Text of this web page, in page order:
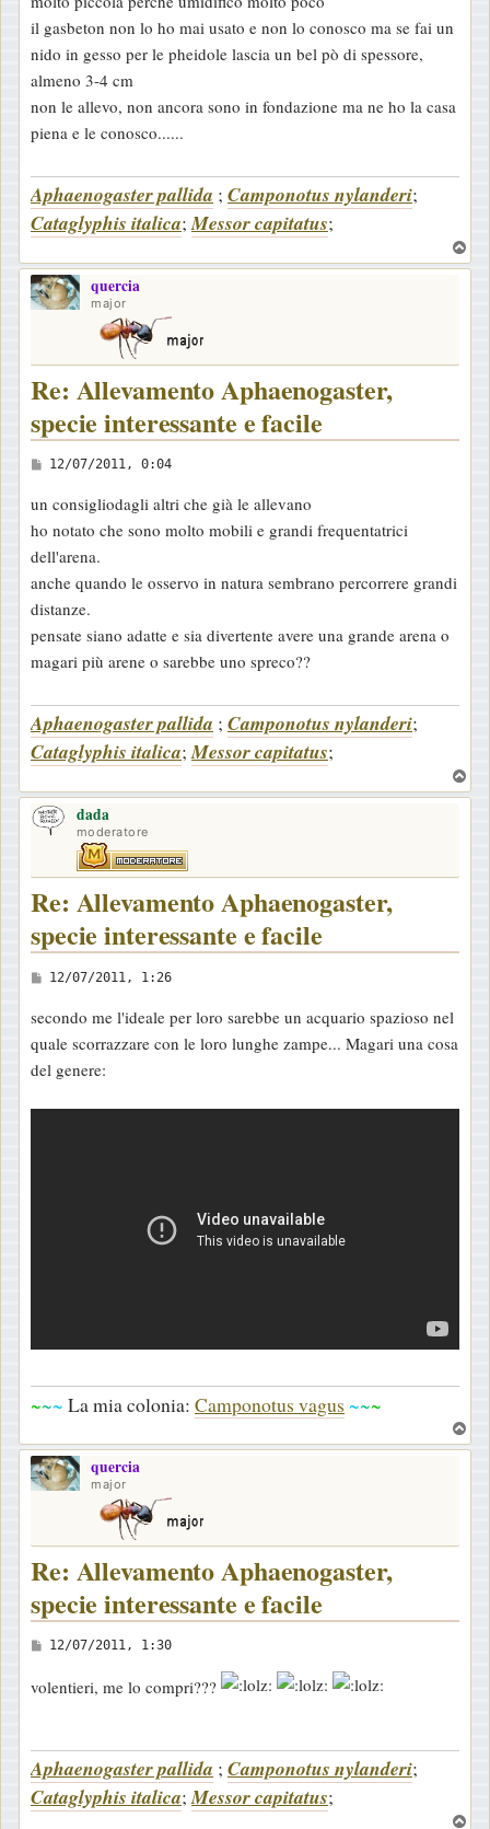
i
o
il gasbeton non lo ho mai usato e non lo conosco ma se fai un
nido in gesso per le pheidole lascia un bel pò di spessore,
almeno 3-4 cm
non le allevo, non ancora sono in fondazione ma ne ho la casa
piena e le conosco......
Aphaenogaster pallida ; Camponotus nylanderi;
Cataglyphis italica;Messor capitatus;
o
quercia
major
Re: Allevamento Aphaenogaster,
specie interessante e facile
M
s
s
a
g
g
i
o
12/07/2011, 0:04
un consigliodagli altri che già le allevano
ho notato che sono molto mobili e grandi frequentatrici
dell'arena.
anche quando le osservo in natura sembrano percorrere grandi
distanze.
pensate siano adatte e sia divertente avere una grande arena o
magari più arene o sarebbe uno spreco??
Aphaenogaster pallida ; Camponotus nylanderi;
Cataglyphis italica;Messor capitatus;
o
dada
moderatore
Re: Allevamento Aphaenogaster,
specie interessante e facile
M
s
s
a
g
12/07/2011, 1:26
secondo me l'ideale per loro sarebbe un acquario spazioso nel
quale scorrazzare con le loro lunghe zampe... Magari una cosa
del genere:
~~~ La mia colonia: Camponotus vagus ~~~
o
quercia
major
Re: Allevamento Aphaenogaster,
specie interessante e facile
M
s
a
g
g
12/07/2011, 1:30
volentieri, me lo compri???
Aphaenogaster pallida ; Camponotus nylanderi;
Cataglyphis italica;Messor capitatus;